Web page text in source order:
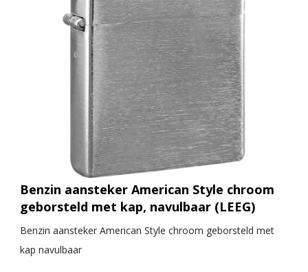
Benzin aansteker American Style chroom
geborsteld met kap, navulbaar (LEEG)
Benzin aansteker American Style chroom geborsteld met
kap navulbaar